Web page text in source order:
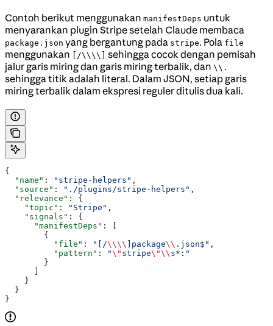
Contoh berikut menggunakan manifestDeps untuk
menyarankan plugin Stripe setelah Claude membaca
package.json yang bergantung pada stripe. Pola file
menggunakan [/\\\\] sehingga cocok dengan pemisah
jalur garis miring dan garis miring terbalik, dan \\.
sehingga titik adalah literal. Dalam JSON, setiap garis
miring terbalik dalam ekspresi reguler ditulis dua kali.
{
  "name"
: "stripe-helpers" ,
  "source"
: "./plugins/stripe-helpers" ,
  "relevance"
: {
    "topic"
: "Stripe" ,
    "signals"
: {
      "manifestDeps"
: [
        {
          "file"
: "[/\\\\ ]package\\ .json$" ,
          "pattern"
: "\" stripe\"\\ s*:"
        }
      ]
    }
  }
}